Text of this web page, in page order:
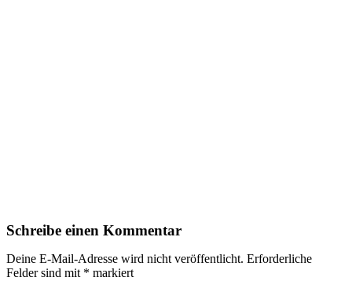
Schreibe einen Kommentar
Deine E-Mail-Adresse wird nicht veröffentlicht. Erforderliche
Felder sind mit * markiert